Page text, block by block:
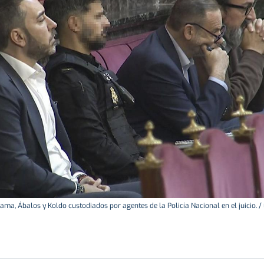
Ábalos y Koldo custodiados por agentes de la Policía Nacional en el juicio. /